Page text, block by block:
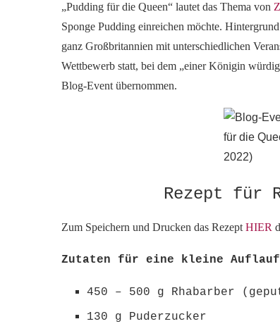
„Pudding für die Queen“ lautet das Thema von
Sponge Pudding einreichen möchte.
ganz Großbritannien mit unterschiedlichen
Wettbewerb statt, bei dem „einer Königin
Blog-Event übernommen.
Rezept für
Zum Speichern und Drucken das Rezept HIER
Zutaten für eine kleine
450 – 500 g Rhabarber
130 g Puderzucker